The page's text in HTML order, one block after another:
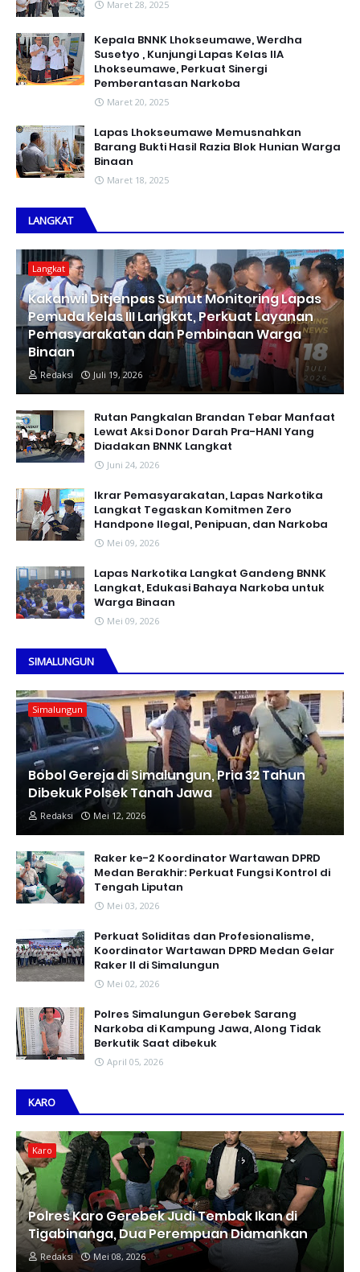
Maret 28, 2025
Kepala BNNK Lhokseumawe, Werdha
Susetyo , Kunjungi Lapas Kelas IIA
Lhokseumawe, Perkuat Sinergi
Pemberantasan Narkoba
Maret 20, 2025
Lapas Lhokseumawe Memusnahkan
Barang Bukti Hasil Razia Blok Hunian Warga
Binaan
Maret 18, 2025
LANGKAT
Langkat
Kakanwil Ditjenpas Sumut Monitoring Lapas
Pemuda Kelas III Langkat, Perkuat Layanan
Pemasyarakatan dan Pembinaan Warga
Binaan
Redaksi Juli 19, 2026
Rutan Pangkalan Brandan Tebar Manfaat
Lewat Aksi Donor Darah Pra-HANI Yang
Diadakan BNNK Langkat
Juni 24, 2026
Ikrar Pemasyarakatan, Lapas Narkotika
Langkat Tegaskan Komitmen Zero
Handpone llegal, Penipuan, dan Narkoba
Mei 09, 2026
Lapas Narkotika Langkat Gandeng BNNK
Langkat, Edukasi Bahaya Narkoba untuk
Warga Binaan
Mei 09, 2026
SIMALUNGUN
Simalungun
Bobol Gereja di Simalungun, Pria 32 Tahun
Dibekuk Polsek Tanah Jawa
Redaksi Mei 12, 2026
Raker ke-2 Koordinator Wartawan DPRD
Medan Berakhir: Perkuat Fungsi Kontrol di
Tengah Liputan
Mei 03, 2026
Perkuat Soliditas dan Profesionalisme,
Koordinator Wartawan DPRD Medan Gelar
Raker II di Simalungun
Mei 02, 2026
Polres Simalungun Gerebek Sarang
Narkoba di Kampung Jawa, Along Tidak
Berkutik Saat dibekuk
April 05, 2026
KARO
Karo
Polres Karo Gerebek Judi Tembak Ikan di
Tigabinanga, Dua Perempuan Diamankan
Redaksi Mei 08, 2026